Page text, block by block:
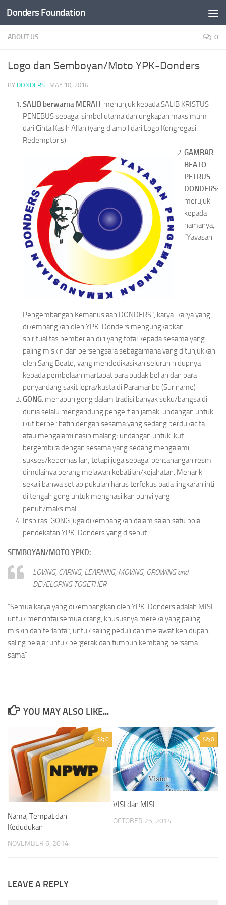
Skip to content
Donders Foundation
ABOUT US 0
Logo dan Semboyan/Moto YPK-Donders
BY DONDERS · MAY 10, 2016
SALIB berwarna MERAH: menunjuk kepada SALIB KRISTUS
PENEBUS sebagai simbol utama dan ungkapan maksimum
dari Cinta Kasih Allah (yang diambil dari Logo Kongregasi
Redemptoris).
GAMBAR
BEATO
PETRUS
DONDERS:
merujuk
kepada
namanya,
“Yayasan
Pengembangan Kemanusiaan DONDERS”, karya-karya yang
dikembangkan oleh YPK-Donders mengungkapkan
spiritualitas pemberian diri yang total kepada sesama yang
paling miskin dan bersengsara sebagaimana yang ditunjukkan
oleh Sang Beato; yang mendedikasikan seluruh hidupnya
kepada pembelaan martabat para budak belian dan para
penyandang sakit lepra/kusta di Paramaribo (Suriname)
GONG: menabuh gong dalam tradisi banyak suku/bangsa di
dunia selalu mengandung pengertian jamak: undangan untuk
ikut berperihatin dengan sesama yang sedang berdukacita
atau mengalami nasib malang; undangan untuk ikut
bergembira dengan sesama yang sedang mengalami
sukses/keberhasilan; tetapi juga sebagai pencanangan resmi
dimulainya perang melawan kebatilan/kejahatan. Menarik
sekali bahwa setiap pukulan harus terfokus pada lingkaran inti
di tengah gong untuk menghasilkan bunyi yang
penuh/maksimal.
Inspirasi GONG juga dikembangkan dalam salah satu pola
pendekatan YPK-Donders yang disebut
SEMBOYAN/MOTO YPKD:
LOVING, CARING, LEARNING, MOVING, GROWING and
DEVELOPING TOGETHER
“Semua karya yang dikembangkan oleh YPK-Donders adalah MISI
untuk mencintai semua orang, khususnya mereka yang paling
miskin dan terlantar, untuk saling peduli dan merawat kehidupan,
saling belajar untuk bergerak dan tumbuh kembang bersama-
sama”
YOU MAY ALSO LIKE...
0
Nama, Tempat dan
Kedudukan
NOVEMBER 6, 2014
0
VISI dan MISI
OCTOBER 25, 2014
LEAVE A REPLY